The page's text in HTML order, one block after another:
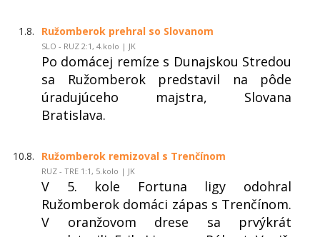
1.8. Ružomberok prehral so Slovanom
SLO - RUZ 2:1, 4.kolo | JK
Po domácej remíze s Dunajskou Stredou
sa Ružomberok predstavil na pôde
úradujúceho majstra, Slovana
Bratislava.
10.8. Ružomberok remizoval s Trenčínom
RUZ - TRE 1:1, 5.kolo | JK
V 5. kole Fortuna ligy odohral
Ružomberok domáci zápas s Trenčínom.
V oranžovom drese sa prvýkrát